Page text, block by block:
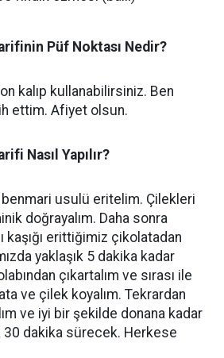
Püf Noktası Nedir?
kalıp kullanabilirsiniz. Ben
ettim. Afiyet olsun.
Nasıl Yapılır?
usulü eritelim. Çilekleri
doğrayalım. Daha sonra
kaşığı erittiğimiz çikolatadan
yaklaşık 5 dakika kadar
çıkartalım ve sırası ile
ve çilek koyalım. Tekrardan
ve iyi bir şekilde donana kadar
30 dakika sürecek. Herkese